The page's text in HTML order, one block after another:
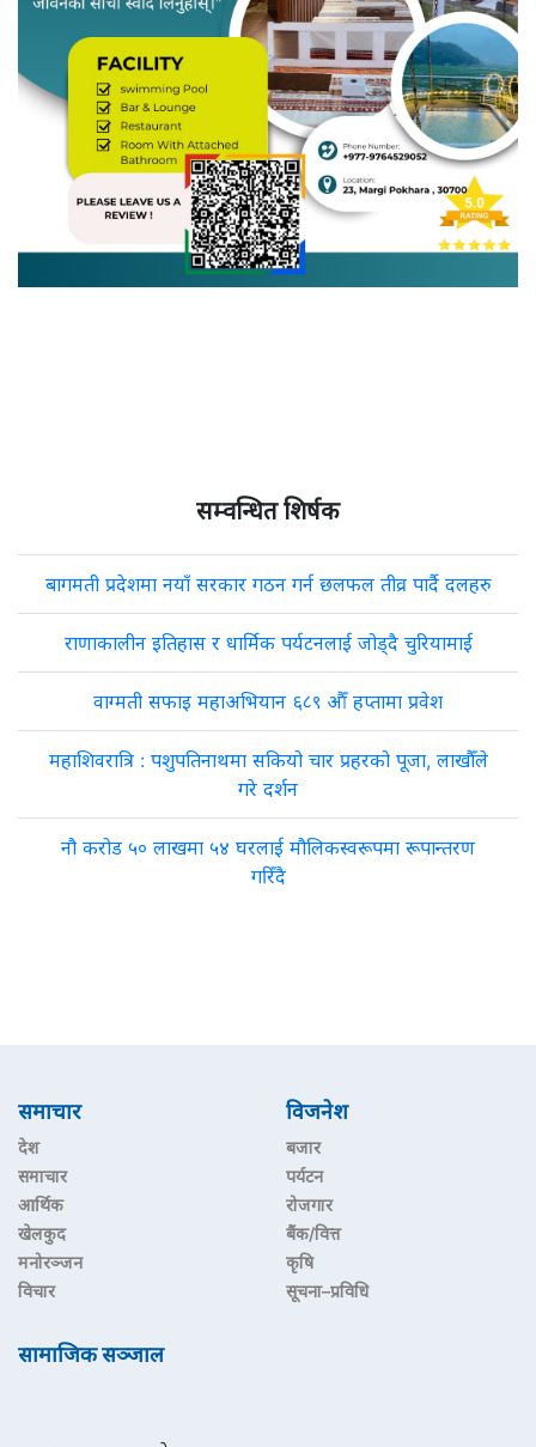
सम्वन्धित शिर्षक
बागमती प्रदेशमा नयाँ सरकार गठन गर्न छलफल तीव्र पार्दै दलहरु
राणाकालीन इतिहास र धार्मिक पर्यटनलाई जोड्दै चुरियामाई
वाग्मती सफाइ महाअभियान ६८९ औँ हप्तामा प्रवेश
महाशिवरात्रि : पशुपतिनाथमा सकियो चार प्रहरको पूजा, लाखौँले
गरे दर्शन
नौ करोड ५० लाखमा ५४ घरलाई मौलिकस्वरूपमा रूपान्तरण
गरिँदै
समाचार
देश
समाचार
आर्थिक
खेलकुद
मनोरञ्जन
विचार
विजनेश
बजार
पर्यटन
रोजगार
बैंक/वित्त
कृषि
सूचना–प्रविधि
सामाजिक सञ्जाल